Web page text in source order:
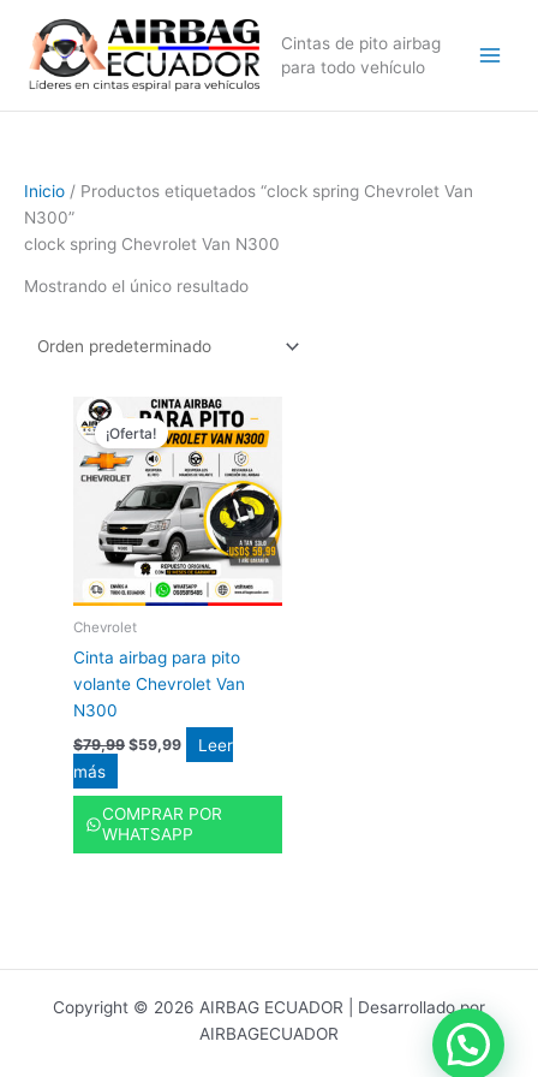
contenido
Cintas de pito airbag
para todo vehículo
Inicio / Productos etiquetados “clock spring Chevrolet Van
N300”
clock spring Chevrolet Van N300
Mostrando el único resultado
¡Oferta!
Chevrolet
Cinta airbag para pito
volante Chevrolet Van
N300
$79,99
precio
original
era:
$79,99.
$59,99
El
precio
actual
es:
$59,99.
Leer
más
COMPRAR POR
WHATSAPP
Copyright © 2026 AIRBAG ECUADOR | Desarrollado por
AIRBAGECUADOR